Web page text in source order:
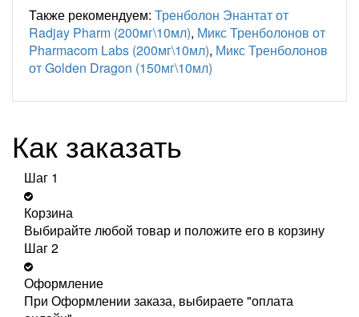
Также рекомендуем: Тренболон Энантат от
Radjay Pharm (200мг\10мл), Микс Тренболонов от
Pharmacom Labs (200мг\10мл), Микс Тренболонов
от Golden Dragon (150мг\10мл)
Как заказать
Шаг 1
Корзина
Выбирайте любой товар и положите его в корзину
Шаг 2
Оформление
При Оформлении заказа, выбираете "оплата